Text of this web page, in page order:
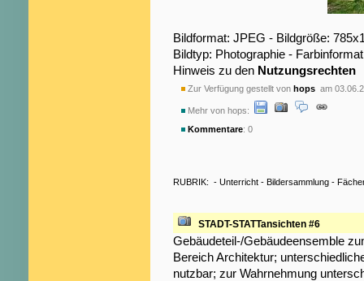
Bildformat: JPEG - Bildgröße:
Bildtyp: Photographie -
Hinweis zu den Nutzungsrechten
Zur Verfügung gestellt von hops am
Mehr von hops:
Kommentare: 0
RUBRIK: - Unterricht - Bildersammlung -
STADT-STATTansichten #6
Gebäudeteil-/Gebäudeensemble
Bereich Architektur;
nutzbar; zur Wahrnehmung